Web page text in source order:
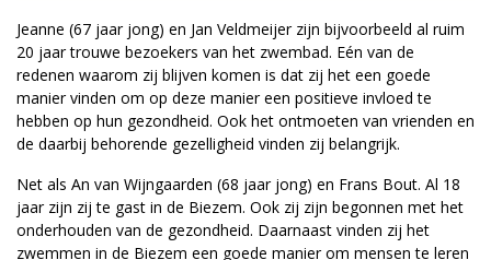
Jeanne (67 jaar jong) en Jan Veldmeijer zijn bijvoorbeeld al ruim
20 jaar trouwe bezoekers van het zwembad. Eén van de
redenen waarom zij blijven komen is dat zij het een goede
manier vinden om op deze manier een positieve invloed te
hebben op hun gezondheid. Ook het ontmoeten van vrienden en
de daarbij behorende gezelligheid vinden zij belangrijk.
Net als An van Wijngaarden (68 jaar jong) en Frans Bout. Al 18
jaar zijn zij te gast in de Biezem. Ook zij zijn begonnen met het
onderhouden van de gezondheid. Daarnaast vinden zij het
zwemmen in de Biezem een goede manier om mensen te leren